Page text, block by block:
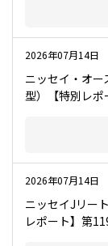
2026年07月14日
ニッセイ・オ
型）【特別レ
2026年07月14日
ニッセイJリー
レポート】第